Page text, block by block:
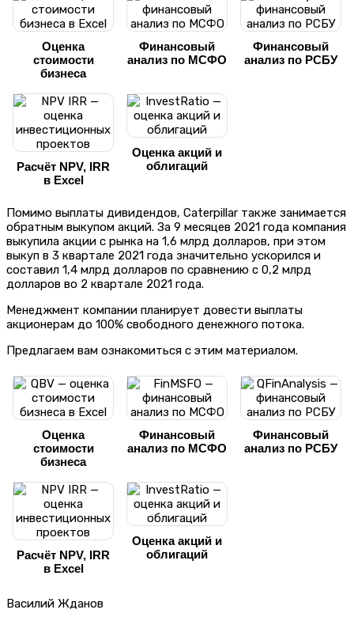
Оценка
стоимости
бизнеса
Финансовый
анализ по МСФО
Финансовый
анализ по РСБУ
Расчёт NPV, IRR
в Excel
Оценка акций и
облигаций
Помимо выплаты дивидендов, Caterpillar также занимается
обратным выкупом акций. За 9 месяцев 2021 года компания
выкупила акции с рынка на 1,6 млрд долларов, при этом
выкуп в 3 квартале 2021 года значительно ускорился и
составил 1,4 млрд долларов по сравнению с 0,2 млрд
долларов во 2 квартале 2021 года.
Менеджмент компании планирует довести выплаты
акционерам до 100% свободного денежного потока.
Предлагаем вам ознакомиться с этим материалом.
Оценка
стоимости
бизнеса
Финансовый
анализ по МСФО
Финансовый
анализ по РСБУ
Расчёт NPV, IRR
в Excel
Оценка акций и
облигаций
Василий Жданов